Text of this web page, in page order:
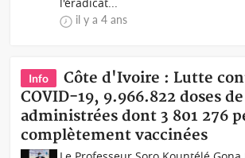
il y a 4 ans
Info
Côte d'Ivoire : Lutte
COVID-19, 9.966.822 doses
administrées dont 3 801 276
complètement vaccinées